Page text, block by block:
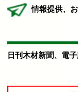
情報提供、
日刊木材新聞、電